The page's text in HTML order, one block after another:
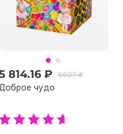
814.16 ₽ 6607 ₽
Доброе чудо